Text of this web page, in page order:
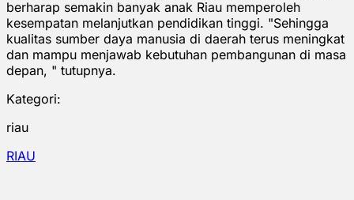
berharap semakin banyak anak Riau memperoleh
kesempatan melanjutkan pendidikan tinggi. "Sehingga
kualitas sumber daya manusia di daerah terus meningkat
dan mampu menjawab kebutuhan pembangunan di masa
depan, " tutupnya.
Kategori:
riau
RIAU